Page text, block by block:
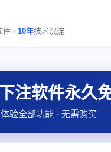
· 10年技术沉淀
注软件永久
验全部功能 · 无需购买